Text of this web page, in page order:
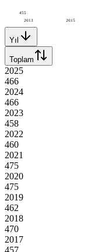
2013 2015
455
Yıl
Toplam
2025
466
2024
466
2023
458
2022
460
2021
475
2020
475
2019
462
2018
470
2017
457